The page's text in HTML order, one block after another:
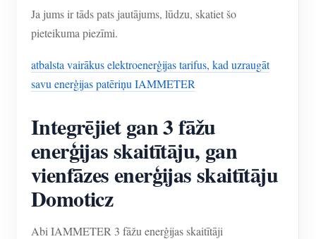
Ja jums ir tāds pats jautājums, lūdzu, skatiet šo
pieteikuma piezīmi.
atbalsta vairākus elektroenerģijas tarifus, kad uzraugāt
savu enerģijas patēriņu IAMMETER
Integrējiet gan 3 fāžu
enerģijas skaitītāju, gan
vienfāzes enerģijas skaitītāju
Domoticz
Abi IAMMETER 3 fāžu enerģijas skaitītāji